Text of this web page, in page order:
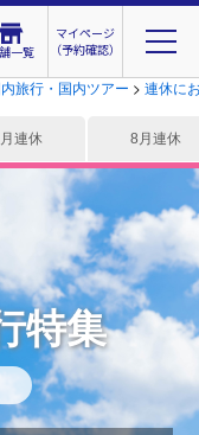
一覧
マイページ
（予約確認）
旅行・国内ツアー > 連休に
連休 8月連休
特集